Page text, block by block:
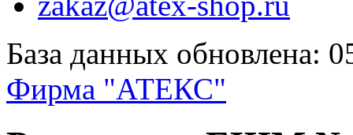
База данных обновлена:
Фирма "АТЕКС"